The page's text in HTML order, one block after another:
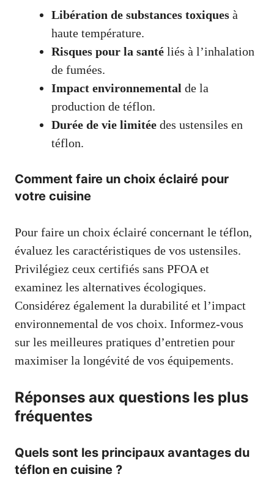
Libération de substances toxiques à
haute température.
Risques pour la santé liés à l’inhalation
de fumées.
Impact environnemental de la
production de téflon.
Durée de vie limitée des ustensiles en
téflon.
Comment faire un choix éclairé pour
votre cuisine
Pour faire un choix éclairé concernant le téflon,
évaluez les caractéristiques de vos ustensiles.
Privilégiez ceux certifiés sans PFOA et
examinez les alternatives écologiques.
Considérez également la durabilité et l’impact
environnemental de vos choix. Informez-vous
sur les meilleures pratiques d’entretien pour
maximiser la longévité de vos équipements.
Réponses aux questions les plus
fréquentes
Quels sont les principaux avantages du
téflon en cuisine ?